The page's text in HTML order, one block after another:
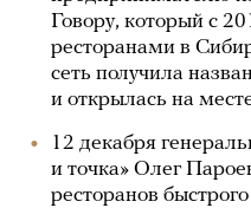
Говору, который с
ресторанами в
сеть получила
и открылась на
12 декабря
и точка» Олег
ресторанов